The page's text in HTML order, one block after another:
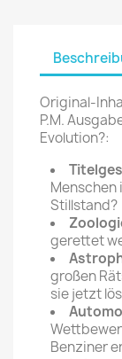
Original-
P.M.
Evolution?:
Menschen
Stillstand?
gerettet
großen
sie jetzt
Benziner